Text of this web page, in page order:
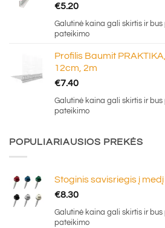
€5.20
Galutinė kaina gali skirtis ir
pateikimo
Profilis Baumit
12cm, 2m
€7.40
Galutinė kaina gali skirtis ir
pateikimo
POPULIARIAUSIOS PREKĖS
Stoginis savisriegis į
€8.30
Galutinė kaina gali skirtis ir
pateikimo